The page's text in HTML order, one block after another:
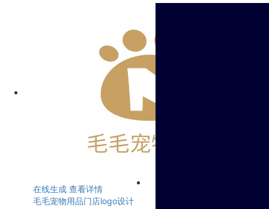
在线生成 查看详情
毛毛宠物用品门店logo设计